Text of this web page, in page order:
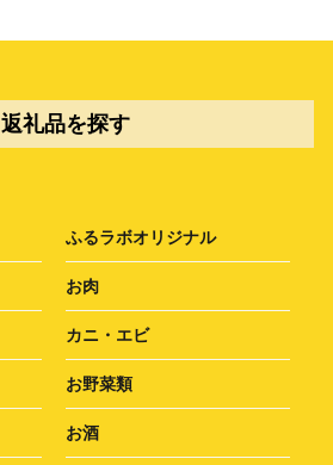
返礼品を探す
ふるラボオリジナル
お肉
カニ・エビ
お野菜類
お酒